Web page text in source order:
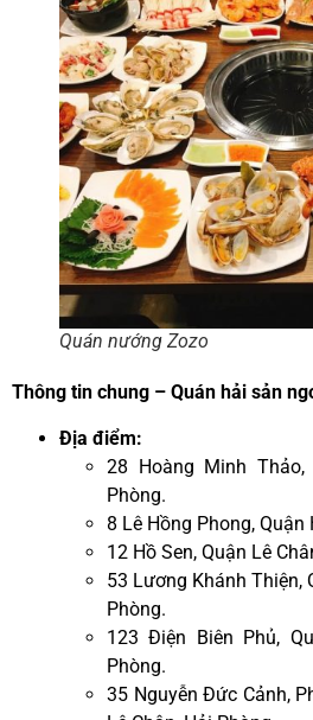
Quán nướng Zozo
Thông tin chung – Quán hải sản
Địa điểm:
28 Hoàng Minh Thảo,
Phòng.
8 Lê Hồng Phong, Quận
12 Hồ Sen, Quận Lê
53 Lương Khánh Thiện,
Phòng.
123 Điện Biên Phủ,
Phòng.
35 Nguyễn Đức Cảnh,